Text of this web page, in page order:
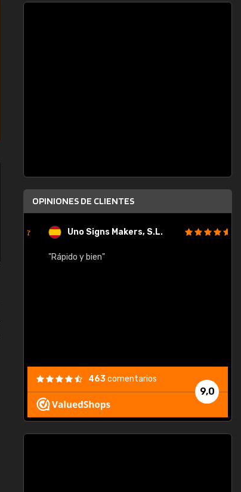
OPINIONES DE CLIENTES
Uno Signs Makers, S.L.
"Rápido y bien"
9,0
463comentarios